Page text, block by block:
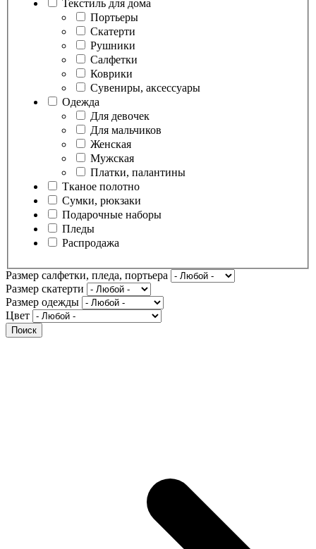
Текстиль для дома
Портьеры
Скатерти
Рушники
Салфетки
Коврики
Сувениры, аксессуары
Одежда
Для девочек
Для мальчиков
Женская
Мужская
Платки, палантины
Тканое полотно
Сумки, рюкзаки
Подарочные наборы
Пледы
Распродажа
Размер салфетки, пледа, портьера
Размер скатерти
Размер одежды
Цвет
Поиск